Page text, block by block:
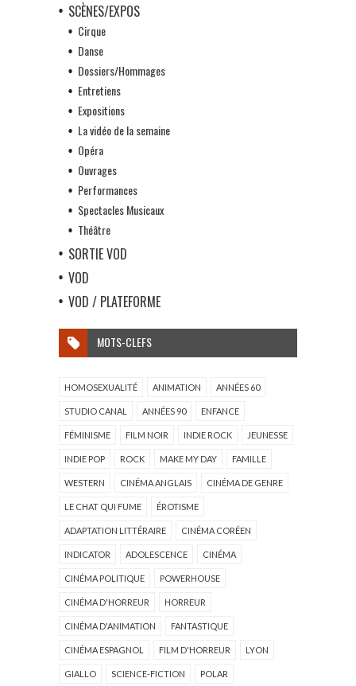
SCÈNES/EXPOS
Cirque
Danse
Dossiers/Hommages
Entretiens
Expositions
La vidéo de la semaine
Opéra
Ouvrages
Performances
Spectacles Musicaux
Théâtre
SORTIE VOD
VOD
VOD / PLATEFORME
MOTS-CLEFS
HOMOSEXUALITÉ ANIMATION ANNÉES 60
STUDIO CANAL ANNÉES 90 ENFANCE
FÉMINISME FILM NOIR INDIE ROCK JEUNESSE
INDIE POP ROCK MAKE MY DAY FAMILLE
WESTERN CINÉMA ANGLAIS CINÉMA DE GENRE
LE CHAT QUI FUME ÉROTISME
ADAPTATION LITTÉRAIRE CINÉMA CORÉEN
INDICATOR ADOLESCENCE CINÉMA
CINÉMA POLITIQUE POWERHOUSE
CINÉMA D'HORREUR HORREUR
CINÉMA D'ANIMATION FANTASTIQUE
CINÉMA ESPAGNOL FILM D'HORREUR LYON
GIALLO SCIENCE-FICTION POLAR